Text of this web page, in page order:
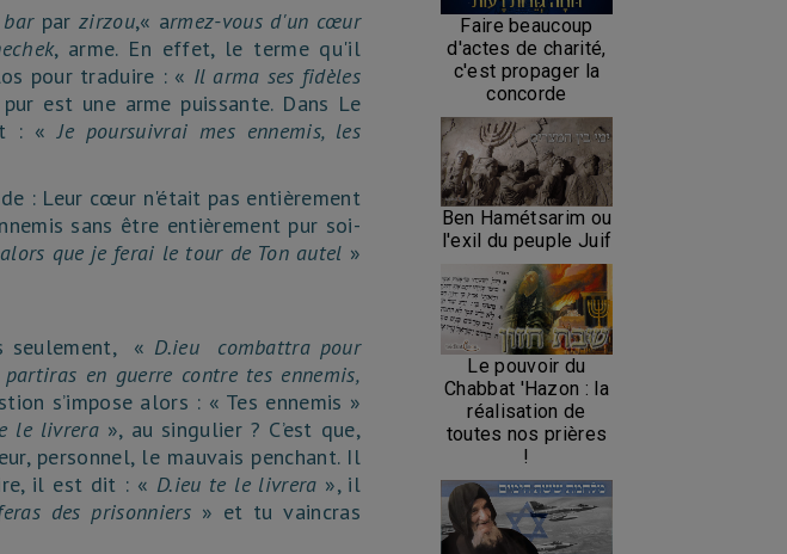
par zirzou,« armez-vous d'un cœur
, arme. En effet, le terme qu'il
pour traduire : « Il arma ses fidèles
est une arme puissante. Dans Le
: « Je poursuivrai mes ennemis, les
: Leur cœur n'était pas entièrement
sans être entièrement pur soi-
que je ferai le tour de Ton autel »
seulement, « D.ieu combattra pour
en guerre contre tes ennemis,
s’impose alors : « Tes ennemis »
le livrera », au singulier ? C’est que,
personnel, le mauvais penchant. Il
il est dit : « D.ieu te le livrera », il
des prisonniers » et tu vaincras
Faire beaucoup
d'actes de charité,
c'est propager la
concorde
Ben Hamétsarim ou
l'exil du peuple Juif
Le pouvoir du
Chabbat 'Hazon : la
réalisation de
toutes nos prières
!